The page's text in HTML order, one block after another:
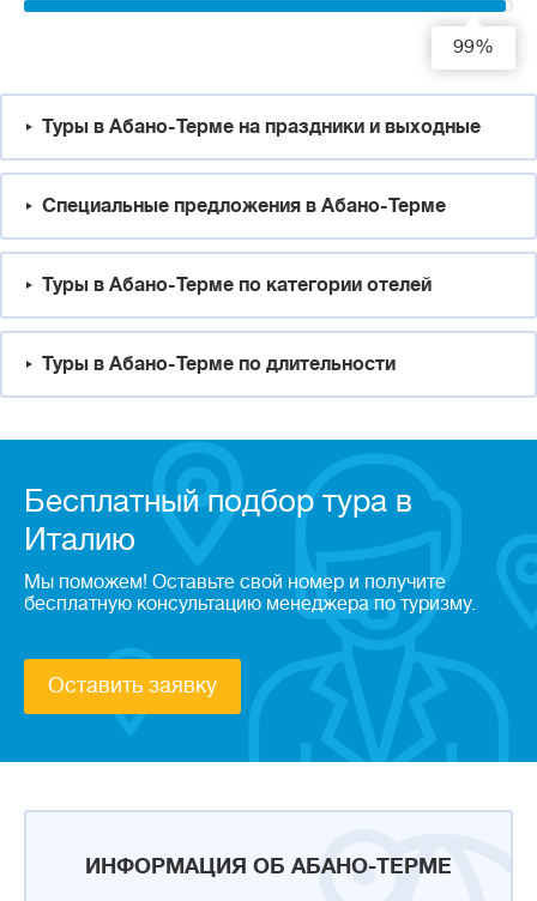
ИНФОРМАЦИЯ ОБ АБАНО-ТЕРМЕ
99%
Туры в Абано-Терме на праздники и выходные
Специальные предложения в Абано-Терме
Туры в Абано-Терме по категории отелей
Туры в Абано-Терме по длительности
Бесплатный подбор тура в
Италию
Мы поможем! Оставьте свой номер и получите
бесплатную консультацию менеджера по туризму.
Оставить заявку